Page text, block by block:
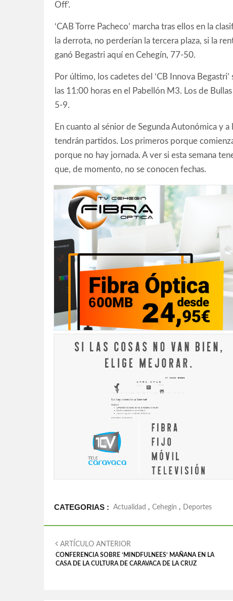
Off’.
‘CAB Torre Pacheco’ marcha tras ellos en la
la derrota, no perderían la tercera plaza, si la
ganó Begastri aquí en Cehegín, 77-50.
Por último, los cadetes del ‘CB Innova
las 11:00 horas en el Pabellón M3. Los de
5-9.
En cuanto al sénior de Segunda Autonómica y
tendrán partidos. Los primeros porque
porque no hay jornada. A ver si esta semana
que, de momento, no se conocen fechas.
CATEGORIAS : Actualidad , Cehegín , Deportes
ARTÍCULO ANTERIOR
CONFERENCIA SOBRE ‘MINDFULNEES’ MAÑANA EN LA
CASA DE LA CULTURA DE CARAVACA DE LA CRUZ